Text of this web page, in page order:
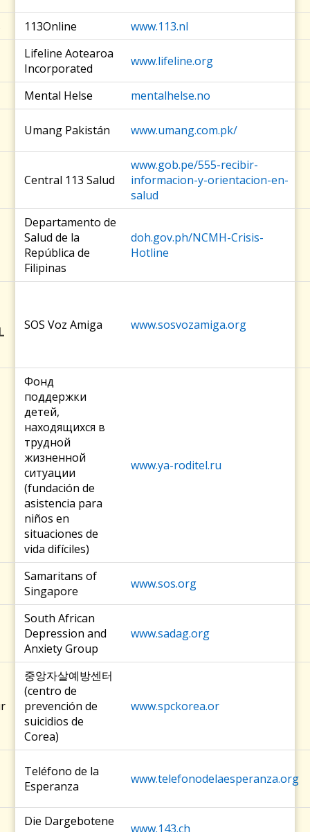
113Online
www.113.nl
Lifeline Aotearoa
Incorporated
www.lifeline.org
Mental Helse mentalhelse.no
Umang Pakistán www.umang.com.pk/
Central 113 Salud
www.gob.pe/555-recibir-
informacion-y-orientacion-en-
salud
Departamento de
Salud de la
República de
Filipinas
doh.gov.ph/NCMH-Crisis-
Hotline
SOS Voz Amiga www.sosvozamiga.org
Фонд
поддержки
детей,
находящихся в
трудной
жизненной
ситуации
(fundación de
asistencia para
niños en
situaciones de
vida difíciles)
www.ya-roditel.ru
Samaritans of
Singapore
www.sos.org
South African
Depression and
Anxiety Group
www.sadag.org
중앙자살예방센터
(centro de
prevención de
suicidios de
Corea)
www.spckorea.or
Teléfono de la
Esperanza
www.telefonodelaesperanza.org
Die Dargebotene
www.143.ch